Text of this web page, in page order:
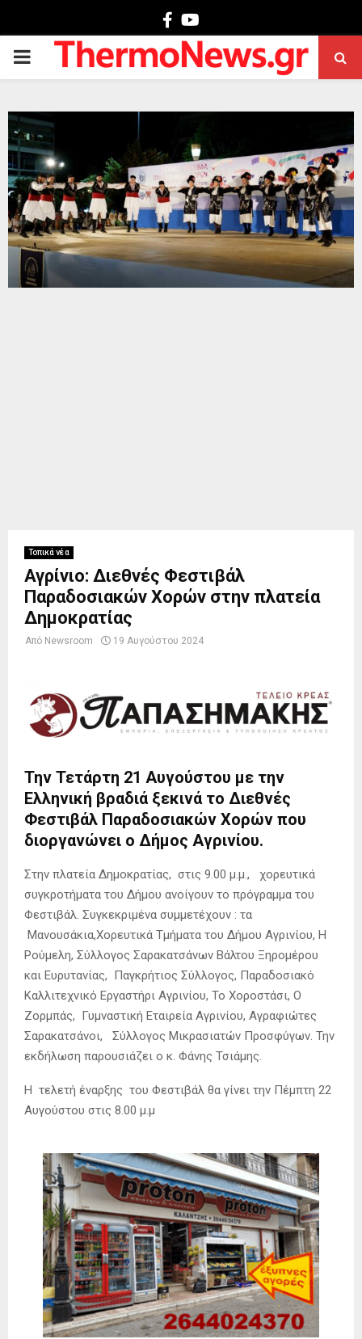
Facebook
PRIMARY
Τοπικά νέα
Αγρίνιο: Διεθνές Φεστιβάλ
Παραδοσιακών Χορών στην πλατεία
Δημοκρατίας
Από Newsroom 19 Αυγούστου 2024
Την Τετάρτη 21 Αυγούστου με την
Ελληνική βραδιά ξεκινά το Διεθνές
Φεστιβάλ Παραδοσιακών Χορών που
διοργανώνει ο Δήμος Αγρινίου.
Στην πλατεία Δημοκρατίας, στις 9.00 μ.μ., χορευτικά
συγκροτήματα του Δήμου ανοίγουν το πρόγραμμα του
Φεστιβάλ. Συγκεκριμένα συμμετέχουν : τα
Μανουσάκια,Χορευτικά Τμήματα του Δήμου Αγρινίου, Η
Ρούμελη, Σύλλογος Σαρακατσάνων Βάλτου Ξηρομέρου
και Ευρυτανίας, Παγκρήτιος Σύλλογος, Παραδοσιακό
Καλλιτεχνικό Εργαστήρι Αγρινίου, Το Χοροστάσι, Ο
Ζορμπάς, Γυμναστική Εταιρεία Αγρινίου, Αγραφιώτες
Σαρακατσάνοι, Σύλλογος Μικρασιατών Προσφύγων. Την
εκδήλωση παρουσιάζει ο κ. Φάνης Τσιάμης.
Η τελετή έναρξης του Φεστιβάλ θα γίνει την Πέμπτη 22
Αυγούστου στις 8.00 μ.μ